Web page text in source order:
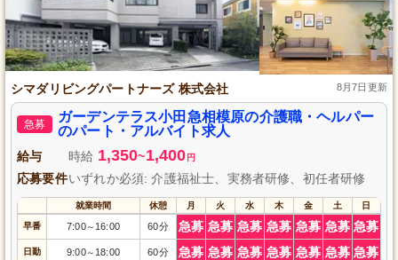
シマダリビングパートナーズ 株式会社 8月7日更新
急募
ガーデンテラス小田急相模原の介護職・ヘルパー
のパート・アルバイト求人
給与 時給 1,350~1,400 円
応募要件いずれか必須: 介護福祉士、実務者研修、初任者研修
就業時間 休憩 月 火 水 木 金 土 日
早番 7:00～ 16:00 60分 急募 急募 急募 急募 急募 急募 急募
日勤 9:00～ 18:00 60分 急募 急募 急募 急募 急募 急募 急募